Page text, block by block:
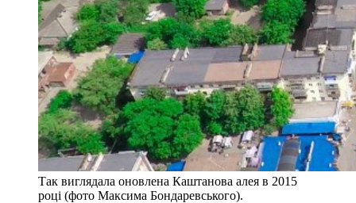
Так виглядала оновлена Каштанова алея в 2015
році (фото Максима Бондаревського).